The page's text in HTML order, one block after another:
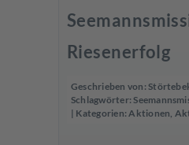
Riesenerfolg
Geschrieben von:
Schlagwörter:
| Kategorien: Aktionen